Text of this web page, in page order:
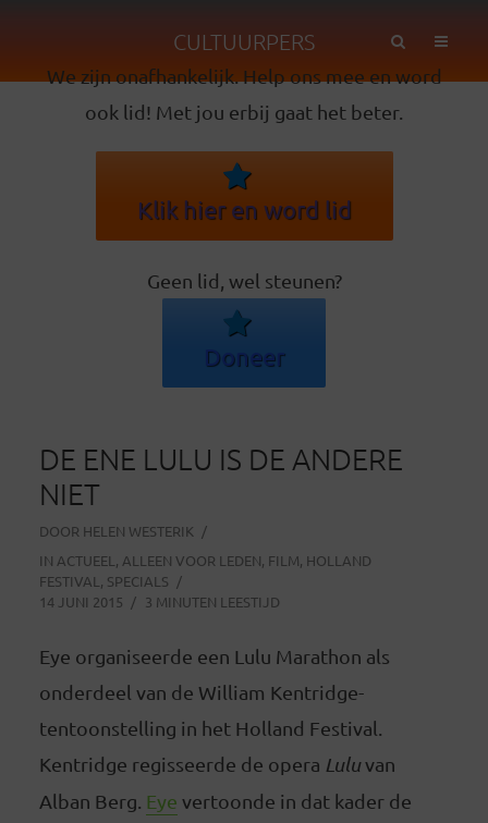
CULTUURPERS
We zijn onafhankelijk. Help ons mee en word
ook lid! Met jou erbij gaat het beter.
Klik hier en word lid
Geen lid, wel steunen?
Doneer
DE ENE LULU IS DE ANDERE
NIET
DOOR HELEN WESTERIK
IN ACTUEEL , ALLEEN VOOR LEDEN, FILM, HOLLAND
FESTIVAL , SPECIALS
14 JUNI 2015
3 MINUTEN LEESTIJD
Eye organiseerde een Lulu Marathon als
onderdeel van de William Kentridge-
tentoonstelling in het Holland Festival.
Kentridge regisseerde de opera Luluvan
Alban Berg. Eye vertoonde in dat kader de